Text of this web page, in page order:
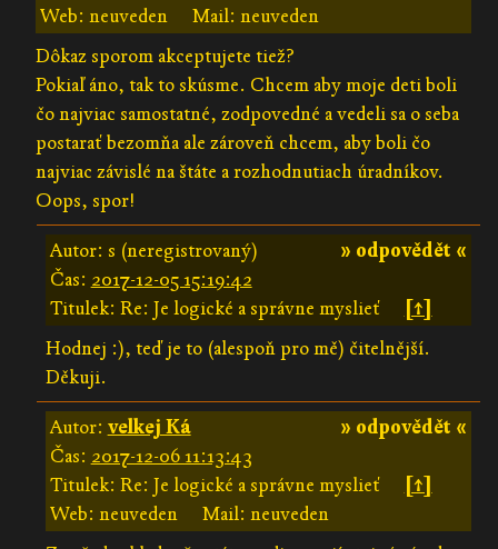
Web: neuveden
Mail: neuveden
Dôkaz sporom akceptujete tiež?
Pokiaľ áno, tak to skúsme. Chcem aby moje deti boli
čo najviac samostatné, zodpovedné a vedeli sa o seba
postarať bezomňa ale zároveň chcem, aby boli čo
najviac závislé na štáte a rozhodnutiach úradníkov.
Oops, spor!
» odpovědět «
Autor: s (neregistrovaný)
Čas: 2017-12-05 15:19:42
Titulek: Re: Je logické a správne myslieť
[↑]
Hodnej :), teď je to (alespoň pro mě) čitelnější.
Děkuji.
» odpovědět «
Autor: velkej Ká
Čas: 2017-12-06 11:13:43
Titulek: Re: Je logické a správne myslieť
[↑]
Web: neuveden
Mail: neuveden